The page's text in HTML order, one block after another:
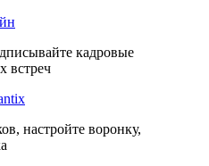
кадровые
встреч
настройте воронку,